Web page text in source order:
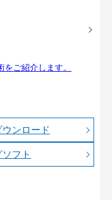
ご紹介します。
ンロード
フト